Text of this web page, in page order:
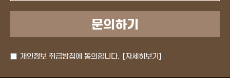
개인정보 취급방침에 동의합니다. [자세히보기]